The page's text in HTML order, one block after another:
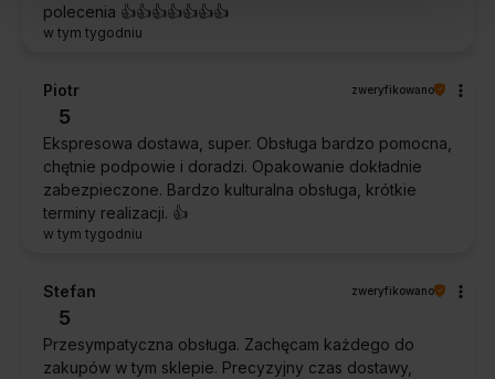
polecenia 👍️👍️👍️👍️👍️👍️👍️
w tym tygodniu
Piotr zweryfikowano
5
Ekspresowa dostawa, super. Obsługa bardzo pomocna,
chętnie podpowie i doradzi. Opakowanie dokładnie
zabezpieczone. Bardzo kulturalna obsługa, krótkie
terminy realizacji. 👍️
w tym tygodniu
Stefan zweryfikowano
5
Przesympatyczna obsługa. Zachęcam każdego do
zakupów w tym sklepie. Precyzyjny czas dostawy,